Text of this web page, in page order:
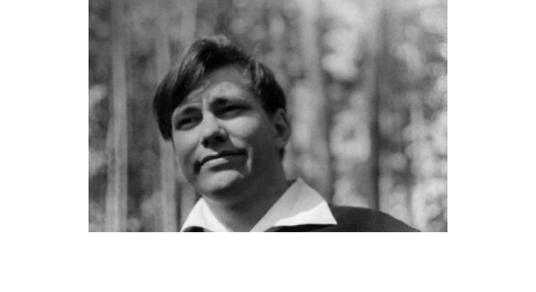
Комната в доме